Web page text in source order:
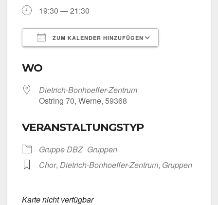
19:30 — 21:30
ZUM KALENDER HINZUFÜGEN
WO
Dietrich-Bonhoeffer-Zentrum
Ost­ring 70, Wer­ne, 59368
VERANSTALTUNGSTYP
Grup­pe DBZ Grup­pen
Chor, Dietrich-Bonhoeffer-Zentrum, Grup­pen
Kar­te nicht ver­füg­bar